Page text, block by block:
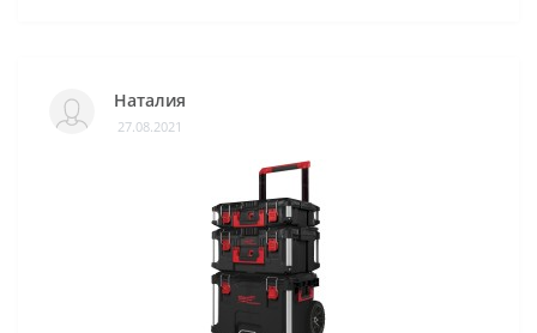
Наталия
27.08.2021